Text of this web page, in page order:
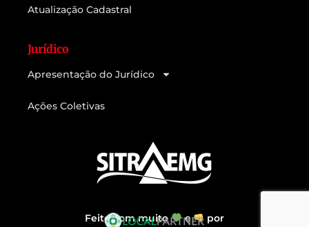
Atualização Cadastral
Jurídico
Apresentação do Jurídico
Ações Coletivas
Feito com muito e por